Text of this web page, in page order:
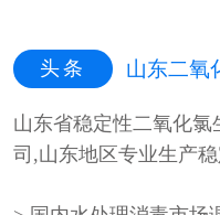
头条
山东省稳定性二氧化
司,山东地区专业生产